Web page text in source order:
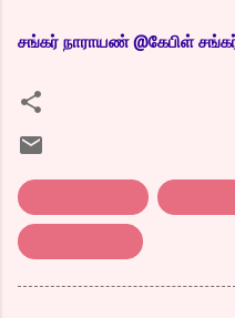
சங்கர் நாராயண் @கேபிள்